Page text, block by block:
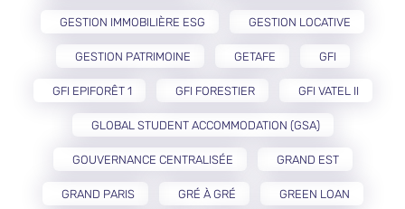
GESTION IMMOBILIÈRE ESG GESTION LOCATIVE
GESTION PATRIMOINE GETAFE GFI
GFI EPIFORÊT 1 GFI FORESTIER GFI VATEL II
GLOBAL STUDENT ACCOMMODATION (GSA)
GOUVERNANCE CENTRALISÉE GRAND EST
GRAND PARIS GRÉ À GRÉ GREEN LOAN